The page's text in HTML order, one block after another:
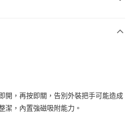
開，再按即關，告別外裝把手可能造成
潔，內置強磁吸附能力。